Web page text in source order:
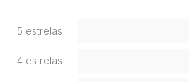
5 estrelas
4 estrelas